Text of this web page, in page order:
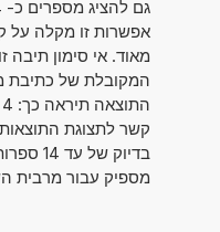
אפשרות זו מקלה על
מאוד. אי סימון תיבה
המקובלת של כתיבת
קשר לתצוגת
בדיוק
מספיק עבור מרבית